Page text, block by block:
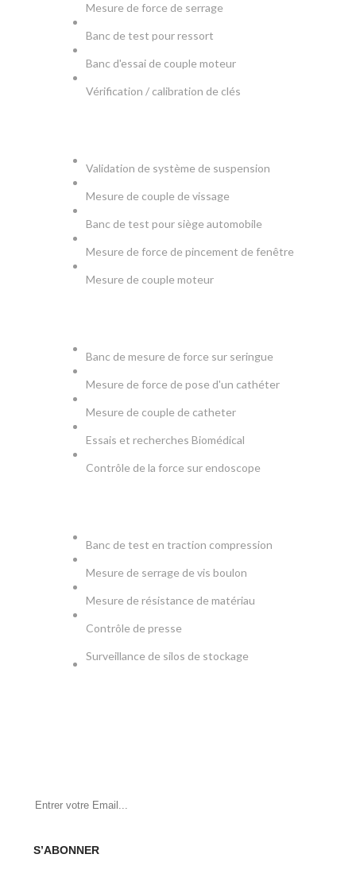
Mesure de force de serrage
Banc de test pour ressort
Banc d'essai de couple moteur
Vérification / calibration de clés
Validation de système de suspension
Mesure de couple de vissage
Banc de test pour siège automobile
Mesure de force de pincement de fenêtre
Mesure de couple moteur
Banc de mesure de force sur seringue
Mesure de force de pose d'un cathéter
Mesure de couple de catheter
Essais et recherches Biomédical
Contrôle de la force sur endoscope
Banc de test en traction compression
Mesure de serrage de vis boulon
Mesure de résistance de matériau
Contrôle de presse
Surveillance de silos de stockage
S’ABONNER